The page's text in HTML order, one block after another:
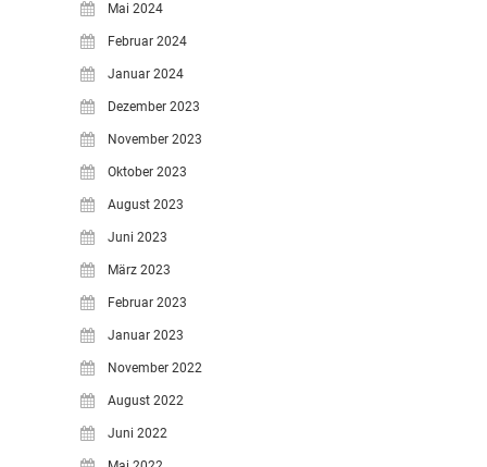
Mai 2024
Februar 2024
Januar 2024
Dezember 2023
November 2023
Oktober 2023
August 2023
Juni 2023
März 2023
Februar 2023
Januar 2023
November 2022
August 2022
Juni 2022